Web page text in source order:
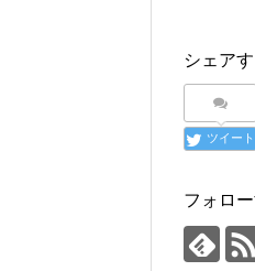
シェア
ツイート
フォロ